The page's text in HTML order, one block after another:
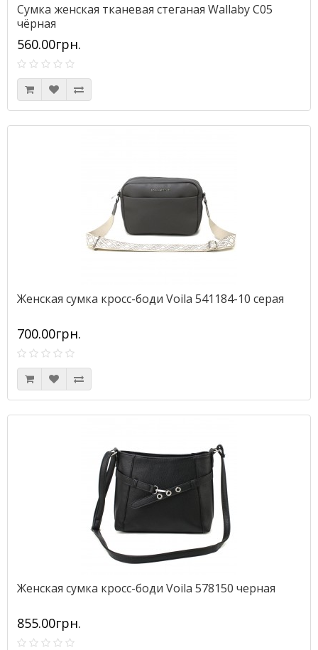
Сумка женская тканевая стеганая Wallaby С05
чёрная
560.00грн.
Женская сумка кросс-боди Voila 541184-10 серая
700.00грн.
Женская сумка кросс-боди Voila 578150 черная
855.00грн.